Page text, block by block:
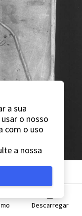
Descarregar
a sua
o nosso
com o uso
a nossa